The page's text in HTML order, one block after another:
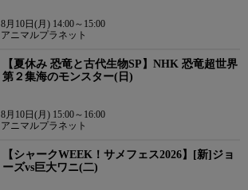
8月10日(月) 14:00～15:00
アニマルプラネット
【夏休み 恐竜と古代生物SP】NHK 恐竜超世界
第２集海のモンスター(日)
8月10日(月) 15:00～16:00
アニマルプラネット
【シャークWEEK！サメフェス2026】[新]ジョ
ーズvs巨大ワニ(二)